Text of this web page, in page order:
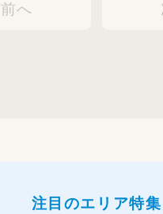
・チャレンジ精神が旺盛な方
前へ
注目のエリア特集